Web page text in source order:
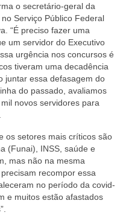
o secretário-geral da
Serviço Público Federal
“É preciso fazer uma
um servidor do Executivo
urgência nos concursos é
tiveram uma decadência
juntar essa defasagem do
do passado, avaliamos
novos servidores para
os setores mais críticos são
(Funai), INSS, saúde e
mas não na mesma
recompor essa
no período da covid-
e muitos estão afastados